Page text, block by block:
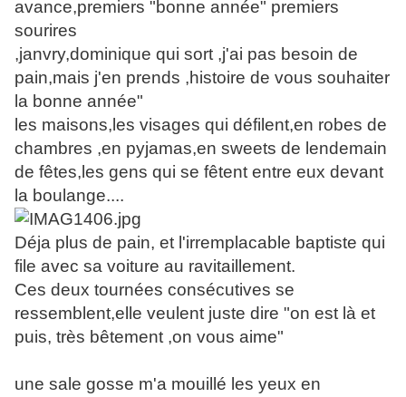
avance,premiers "bonne année" premiers
sourires
,janvry,dominique qui sort ,j'ai pas besoin de
pain,mais j'en prends ,histoire de vous souhaiter
la bonne année"
les maisons,les visages qui défilent,en robes de
chambres ,en pyjamas,en sweets de lendemain
de fêtes,les gens qui se fêtent entre eux devant
la boulange....
Déja plus de pain, et l'irremplacable baptiste qui
file avec sa voiture au ravitaillement.
Ces deux tournées consécutives se
ressemblent,elle veulent juste dire "on est là et
puis, très bêtement ,on vous aime"
une sale gosse m'a mouillé les yeux en